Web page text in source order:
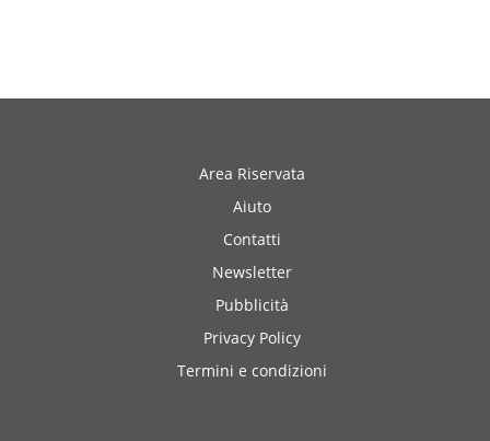
Area Riservata
Aiuto
Contatti
Newsletter
Pubblicità
Privacy Policy
Termini e condizioni